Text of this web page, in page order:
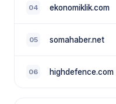
04 ekonomiklik.com
05 somahaber.net
06 highdefence.com